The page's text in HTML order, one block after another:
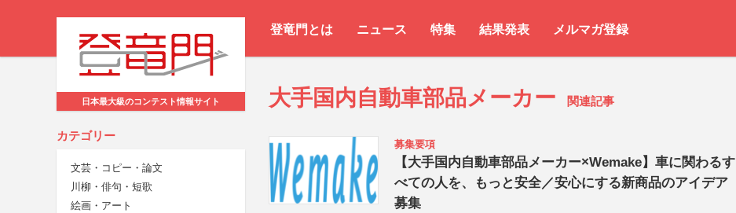
登竜門とは ニュース 特集 結果発表 メルマガ登録
日本最大級のコンテスト情報サイト
カテゴリー
文芸・コピー・論文
川柳・俳句・短歌
絵画・アート
大手国内自動車部品メーカー 関連記事
募集要項
【大手国内自動車部品メーカー×Wemake】車に関わるす
べての人を、もっと安全／安心にする新商品のアイデア
募集